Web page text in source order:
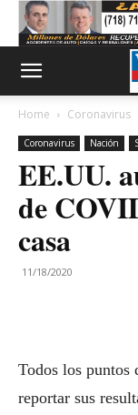
Home Coronavirus
Coronavirus Nación
EE.UU.
de
casa
11/18/2020
Todos los puntos
reportar sus